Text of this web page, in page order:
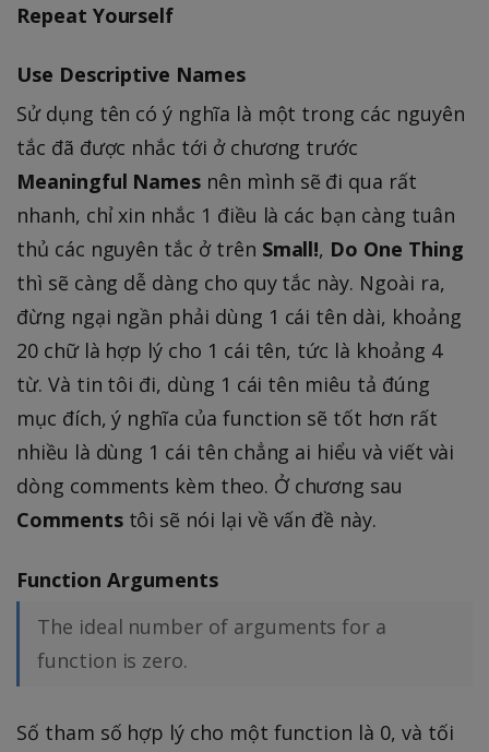
Repeat Yourself
Use Descriptive Names
Sử dụng tên có ý nghĩa là một trong các nguyên
tắc đã được nhắc tới ở chương trước
Meaningful Names nên mình sẽ đi qua rất
nhanh, chỉ xin nhắc 1 điều là các bạn càng tuân
thủ các nguyên tắc ở trên Small!, Do One Thing
thì sẽ càng dễ dàng cho quy tắc này. Ngoài ra,
đừng ngại ngần phải dùng 1 cái tên dài, khoảng
20 chữ là hợp lý cho 1 cái tên, tức là khoảng 4
từ. Và tin tôi đi, dùng 1 cái tên miêu tả đúng
mục đích, ý nghĩa của function sẽ tốt hơn rất
nhiều là dùng 1 cái tên chẳng ai hiểu và viết vài
dòng comments kèm theo. Ở chương sau
Commentstôi sẽ nói lại về vấn đề này.
Function Arguments
The ideal number of arguments for a
function is zero.
Số tham số hợp lý cho một function là 0, và tối